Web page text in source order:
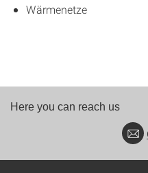
Wärmenetze
Here you can reach us